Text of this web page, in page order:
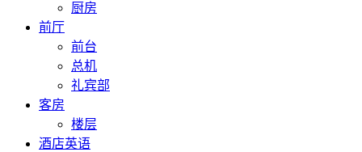
厨房
前厅
前台
总机
礼宾部
客房
楼层
酒店英语